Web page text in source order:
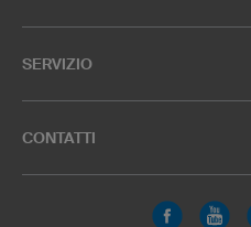
SERVIZIO
CONTATTI